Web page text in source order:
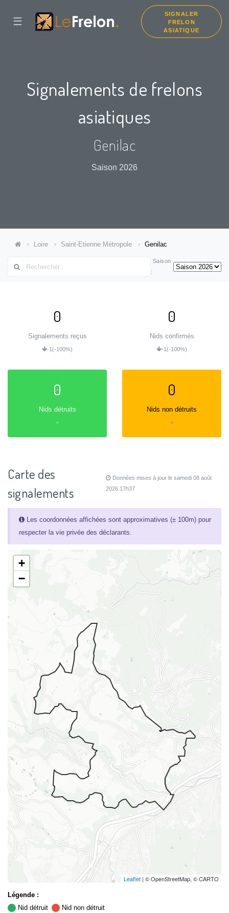
☰
SIGNALER
FRELON
ASIATIQUE
Signalements de frelons
asiatiques
Genilac
Saison 2026
Loire Saint-Etienne Métropole Genilac
Saison
:
0
Signalements reçus
-1(-100%)
0
Nids confirmés
-1(-100%)
0
Nids détruits
=
0
Nids non détruits
=
Carte des
signalements
Données mises à jour le samedi 08 août
2026 17h37
Les coordonnées affichées sont approximatives (± 100m) pour
respecter la vie privée des déclarants.
+
−
Leaflet | © OpenStreetMap, © CARTO
Légende :
Nid détruit
Nid non détruit